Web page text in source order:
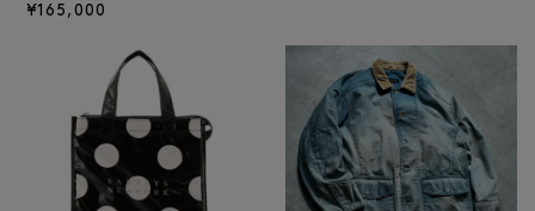
¥165,000